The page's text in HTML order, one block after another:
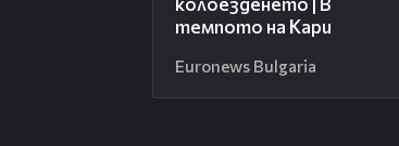
темпото на Кари
Euronews Bulgaria